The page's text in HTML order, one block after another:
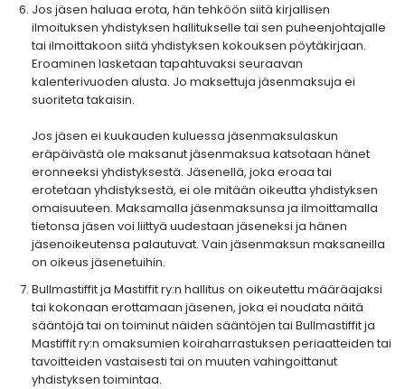
Jos jäsen haluaa erota, hän tehköön siitä kirjallisen
ilmoituksen yhdistyksen hallitukselle tai sen puheenjohtajalle
tai ilmoittakoon siitä yhdistyksen kokouksen pöytäkirjaan.
Eroaminen lasketaan tapahtuvaksi seuraavan
kalenterivuoden alusta. Jo maksettuja jäsenmaksuja ei
suoriteta takaisin.
Jos jäsen ei kuukauden kuluessa jäsenmaksulaskun
eräpäivästä ole maksanut jäsenmaksua katsotaan hänet
eronneeksi yhdistyksestä. Jäsenellä, joka eroaa tai
erotetaan yhdistyksestä, ei ole mitään oikeutta yhdistyksen
omaisuuteen. Maksamalla jäsenmaksunsa ja ilmoittamalla
tietonsa jäsen voi liittyä uudestaan jäseneksi ja hänen
jäsenoikeutensa palautuvat. Vain jäsenmaksun maksaneilla
on oikeus jäsenetuihin.
Bullmastiffit ja Mastiffit ry:n hallitus on oikeutettu määräajaksi
tai kokonaan erottamaan jäsenen, joka ei noudata näitä
sääntöjä tai on toiminut näiden sääntöjen tai Bullmastiffit ja
Mastiffit ry:n omaksumien koiraharrastuksen periaatteiden tai
tavoitteiden vastaisesti tai on muuten vahingoittanut
yhdistyksen toimintaa.